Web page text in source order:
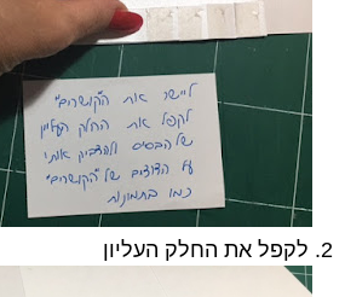
2. לקפל את החלק העליון